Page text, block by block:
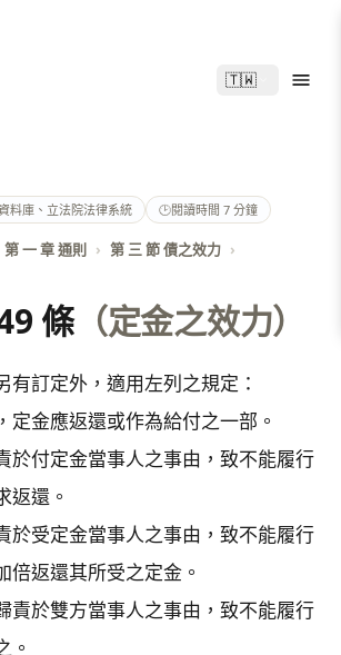
🇹🇼
料庫、立法院法律系統 🕑閱讀時間 7 分鐘
第 一 章 通則 › 第 三 節 債之效力 ›
條（定金之效力）
有訂定外，適用左列之規定：
定金應返還或作為給付之一部。
於付定金當事人之事由，致不能履行
返還。
於受定金當事人之事由，致不能履行
倍返還其所受之定金。
責於雙方當事人之事由，致不能履行
。